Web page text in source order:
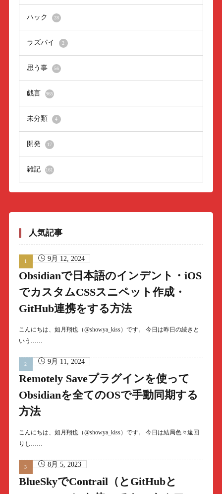
ハック 28
ラズパイ 2
思う事 56
戯言 965
未分類 4
開発 17
雑記 161
人気記事
9月 12, 2024
Obsidianで日本語のインデント・iOS
でカスタムCSSスニペット作成・
GitHub連携をする方法
こんにちは、如月翔也（@showya_kiss）です。 今日は昨日の続きと
いう……
9月 11, 2024
Remotely Saveプラグインを使って
Obsidianを全てのOSで手動同期する
方法
こんにちは、如月翔也（@showya_kiss）です。 今日は結局色々遠回
りし……
8月 5, 2023
BlueSkyでContrail（とGitHubと